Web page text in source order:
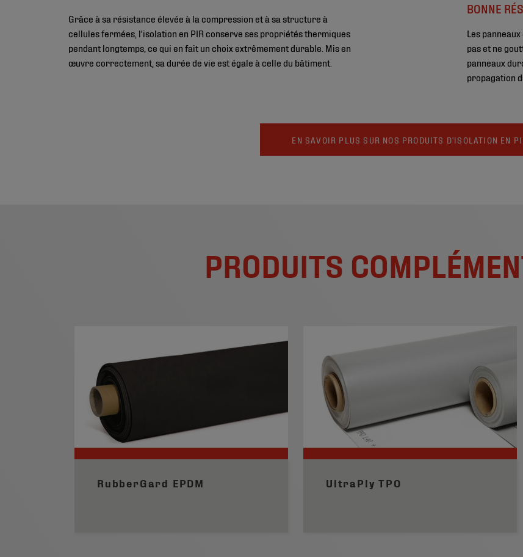
Grâce à sa résistance élevée à la compression et à sa structure à
cellules fermées, l'isolation en PIR conserve ses propriétés thermiques
pendant longtemps, ce qui en fait un choix extrêmement durable. Mis en
œuvre correctement, sa durée de vie est égale à celle du bâtiment.
BONNE
Les
pas et ne
panneaux
propagation
EN SAVOIR PLUS SUR NOS PRODUITS D'ISOLATION EN
PRODUITS
RubberGard EPDM UltraPly TPO